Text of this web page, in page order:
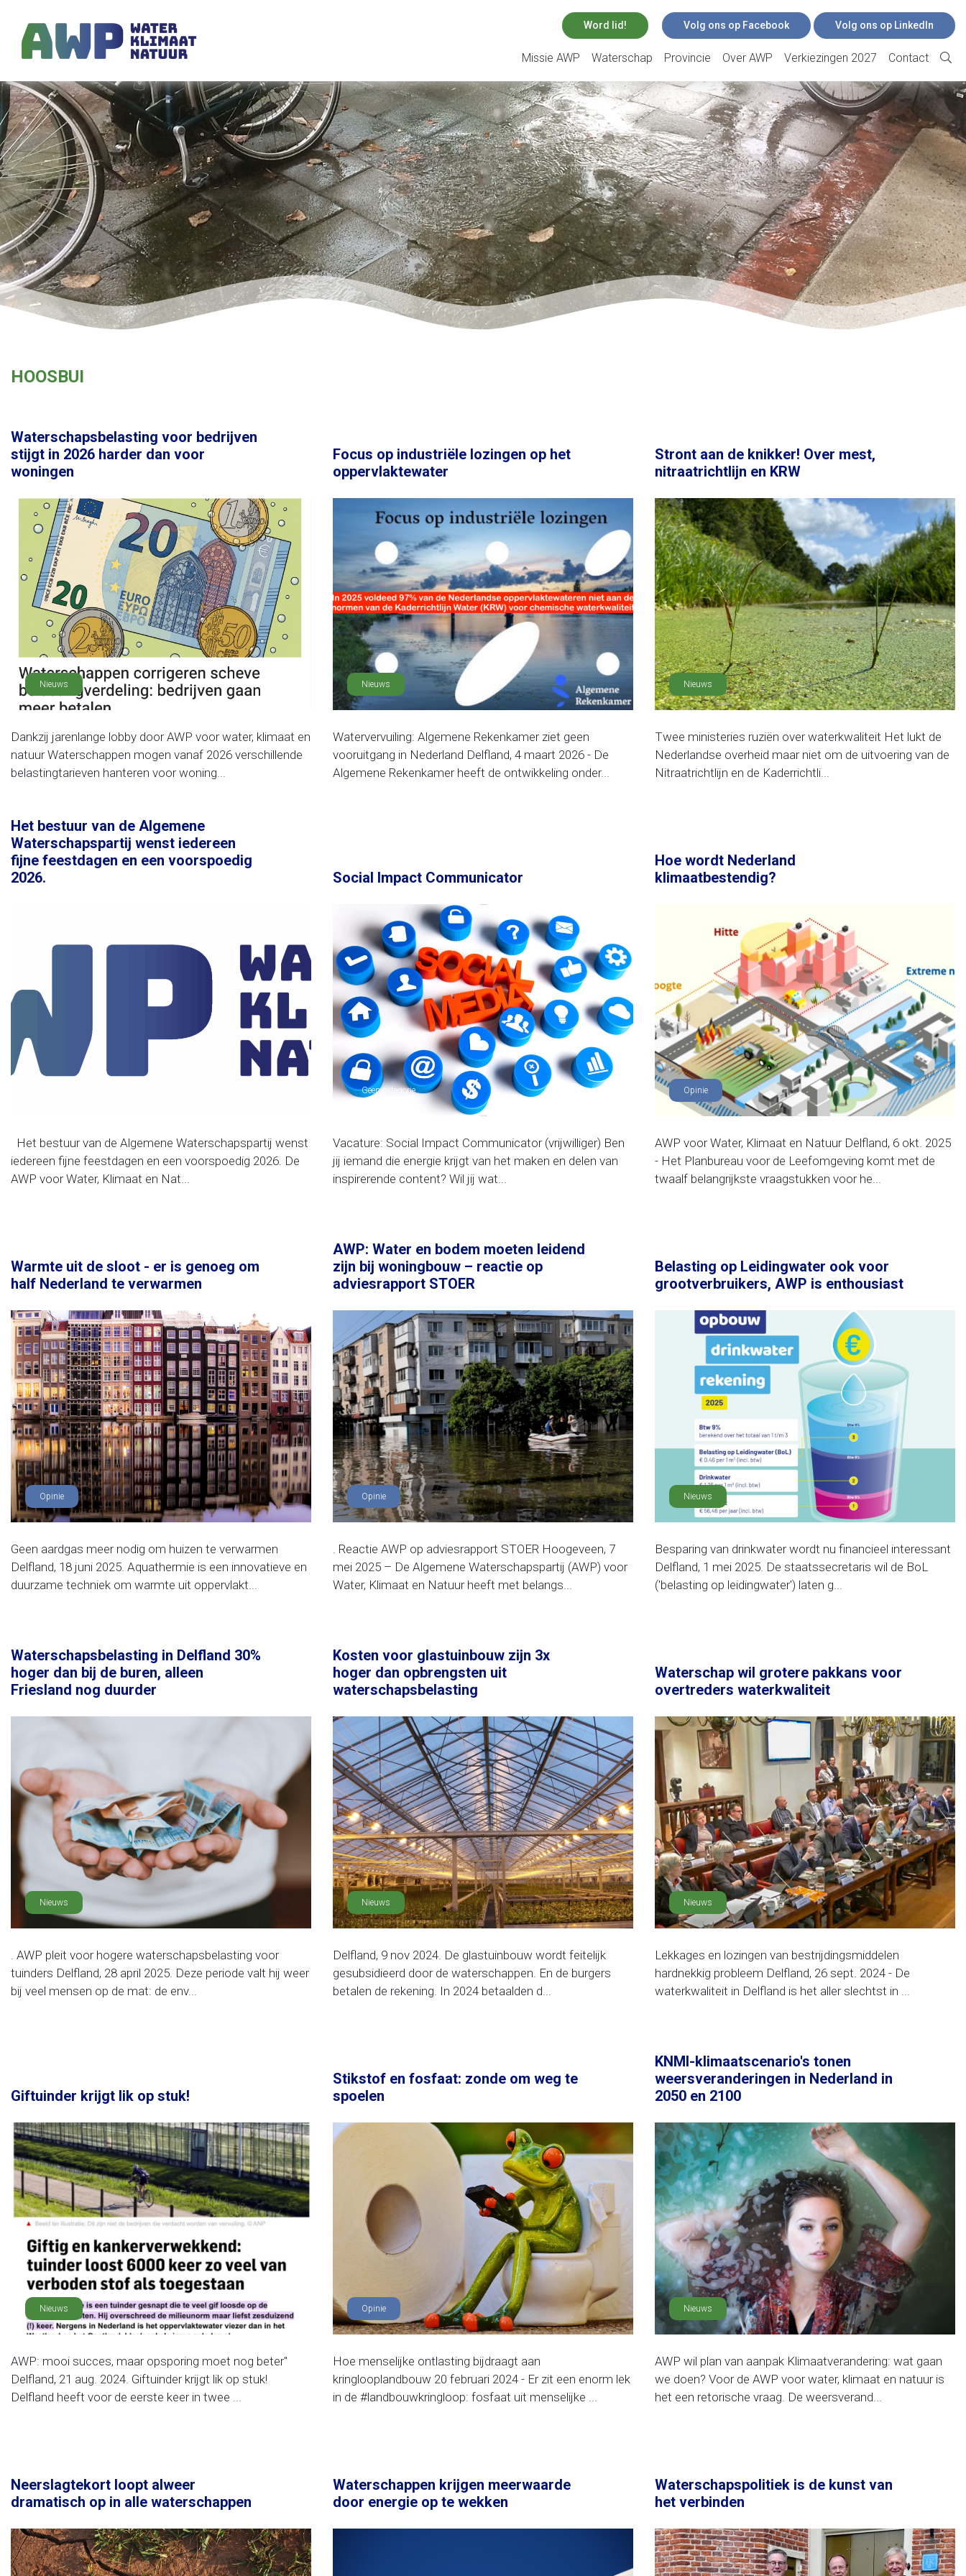
Word lid! Volg ons op Facebook Volg ons op LinkedIn
Missie AWP Waterschap Provincie Over AWP Verkiezingen 2027 Contact
HOOSBUI
Waterschapsbelasting voor bedrijven
stijgt in 2026 harder dan voor
woningen
Nieuws
Dankzij jarenlange lobby door AWP voor water, klimaat en
natuur Waterschappen mogen vanaf 2026 verschillende
belastingtarieven hanteren voor woning...
Focus op industriële lozingen op het
oppervlaktewater
Nieuws
Watervervuiling: Algemene Rekenkamer ziet geen
vooruitgang in Nederland Delfland, 4 maart 2026 - De
Algemene Rekenkamer heeft de ontwikkeling onder...
Stront aan de knikker! Over mest,
nitraatrichtlijn en KRW
Nieuws
Twee ministeries ruziën over waterkwaliteit Het lukt de
Nederlandse overheid maar niet om de uitvoering van de
Nitraatrichtlijn en de Kaderrichtli...
Het bestuur van de Algemene
Waterschapspartij wenst iedereen
fijne feestdagen en een voorspoedig
2026.
Het bestuur van de Algemene Waterschapspartij wenst
iedereen fijne feestdagen en een voorspoedig 2026. De
AWP voor Water, Klimaat en Nat...
Social Impact Communicator
Geen categorie
Vacature: Social Impact Communicator (vrijwilliger) Ben
jij iemand die energie krijgt van het maken en delen van
inspirerende content? Wil jij wat...
Hoe wordt Nederland
klimaatbestendig?
Opinie
AWP voor Water, Klimaat en Natuur Delfland, 6 okt. 2025
- Het Planbureau voor de Leefomgeving komt met de
twaalf belangrijkste vraagstukken voor he...
Warmte uit de sloot - er is genoeg om
half Nederland te verwarmen
Opinie
Geen aardgas meer nodig om huizen te verwarmen
Delfland, 18 juni 2025. Aquathermie is een innovatieve en
duurzame techniek om warmte uit oppervlakt...
AWP: Water en bodem moeten leidend
zijn bij woningbouw – reactie op
adviesrapport STOER
Opinie
. Reactie AWP op adviesrapport STOER Hoogeveen, 7
mei 2025 – De Algemene Waterschapspartij (AWP) voor
Water, Klimaat en Natuur heeft met belangs...
Belasting op Leidingwater ook voor
grootverbruikers, AWP is enthousiast
Nieuws
Besparing van drinkwater wordt nu financieel interessant
Delfland, 1 mei 2025. De staatssecretaris wil de BoL
('belasting op leidingwater') laten g...
Waterschapsbelasting in Delfland 30%
hoger dan bij de buren, alleen
Friesland nog duurder
Nieuws
. AWP pleit voor hogere waterschapsbelasting voor
tuinders Delfland, 28 april 2025. Deze periode valt hij weer
bij veel mensen op de mat: de env...
Kosten voor glastuinbouw zijn 3x
hoger dan opbrengsten uit
waterschapsbelasting
Nieuws
Delfland, 9 nov 2024. De glastuinbouw wordt feitelijk
gesubsidieerd door de waterschappen. En de burgers
betalen de rekening. In 2024 betaalden d...
Waterschap wil grotere pakkans voor
overtreders waterkwaliteit
Nieuws
Lekkages en lozingen van bestrijdingsmiddelen
hardnekkig probleem Delfland, 26 sept. 2024 - De
waterkwaliteit in Delfland is het aller slechtst in ...
Giftuinder krijgt lik op stuk!
Nieuws
AWP: mooi succes, maar opsporing moet nog beter"
Delfland, 21 aug. 2024. Giftuinder krijgt lik op stuk!
Delfland heeft voor de eerste keer in twee ...
Stikstof en fosfaat: zonde om weg te
spoelen
Opinie
Hoe menselijke ontlasting bijdraagt aan
kringlooplandbouw 20 februari 2024 - Er zit een enorm lek
in de #landbouwkringloop: fosfaat uit menselijke ...
KNMI-klimaatscenario's tonen
weersveranderingen in Nederland in
2050 en 2100
Nieuws
AWP wil plan van aanpak Klimaatverandering: wat gaan
we doen? Voor de AWP voor water, klimaat en natuur is
het een retorische vraag. De weersverand...
Neerslagtekort loopt alweer
dramatisch op in alle waterschappen
Waterschappen krijgen meerwaarde
door energie op te wekken
Waterschapspolitiek is de kunst van
het verbinden